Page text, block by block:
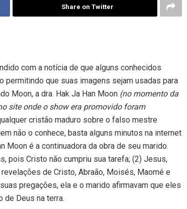
Share on Twitter
com a notícia de que alguns conhecidos
permitindo que suas imagens sejam usadas para
Moon, a dra. Hak Ja Han Moon (no momento da
site onde o show era promovido foram
cristão maduro sobre o falso mestre
não o conhece, basta alguns minutos na internet
Moon é a continuadora da obra de seu marido.
pois Cristo não cumpriu sua tarefa; (2) Jesus,
de Cristo, Abraão, Moisés, Maomé e
pregações, ela e o marido afirmavam que eles
de Deus na terra.